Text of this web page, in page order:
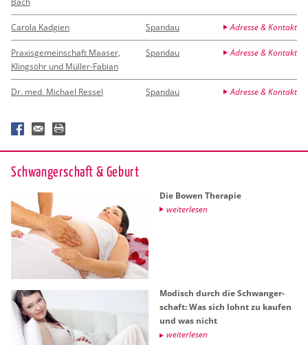
Carola Kadgien Spandau Adresse & Kontakt
Praxisgemeinschaft Maaser,
Klingsöhr und Müller-Fabian
Spandau Adresse & Kontakt
Dr. med. Michael Ressel Spandau Adresse & Kontakt
Schwan­ger­schaft & Ge­burt
Die Bowen The­ra­pie
wei­ter­le­sen
Mo­disch durch die Schwan­ger­
schaft: Was sich lohnt zu kau­fen
und was nicht
wei­ter­le­sen